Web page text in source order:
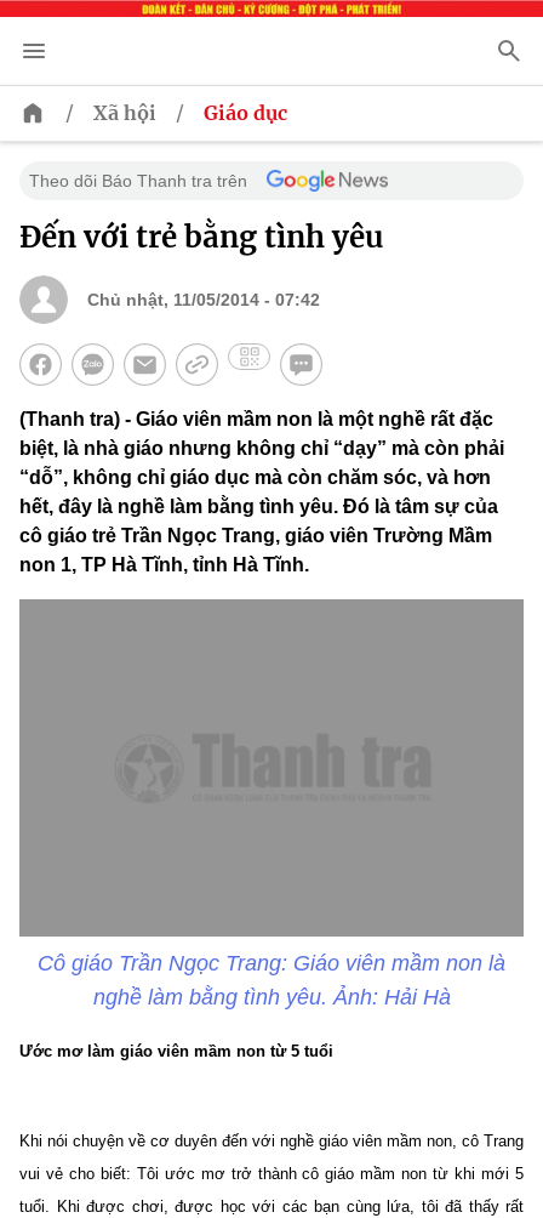
/ Xã hội / Giáo dục
Theo dõi Báo Thanh tra trên
Đến với trẻ bằng tình yêu
Chủ nhật, 11/05/2014 - 07:42
(Thanh tra) - Giáo viên mầm non là một nghề rất đặc
biệt, là nhà giáo nhưng không chỉ “dạy” mà còn phải
“dỗ”, không chỉ giáo dục mà còn chăm sóc, và hơn
hết, đây là nghề làm bằng tình yêu. Đó là tâm sự của
cô giáo trẻ Trần Ngọc Trang, giáo viên Trường Mầm
non 1, TP Hà Tĩnh, tỉnh Hà Tĩnh.
Cô giáo Trần Ngọc Trang: Giáo viên mầm non là
nghề làm bằng tình yêu. Ảnh: Hải Hà
Ước mơ làm giáo viên mầm non từ 5 tuổi
Khi nói chuyện về cơ duyên đến với nghề giáo viên mầm non, cô Trang
vui vẻ cho biết: Tôi ước mơ trở thành cô giáo mầm non từ khi mới 5
tuổi. Khi được chơi, được học với các bạn cùng lứa, tôi đã thấy rất